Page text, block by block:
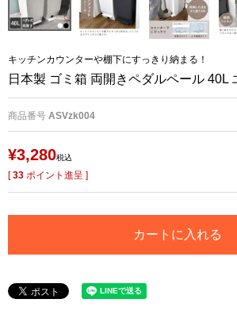
キッチンカウンターや棚下にすっきり納まる！
日本製 ゴミ箱 両開きペダルペール 40L
商品番号 ASVzk004
¥3,280税込
[33 ポイント進呈 ]
カートに入れる